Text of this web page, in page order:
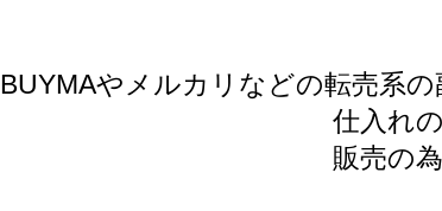
BUYMAやメルカリなどの転売系
仕入れ
販売の